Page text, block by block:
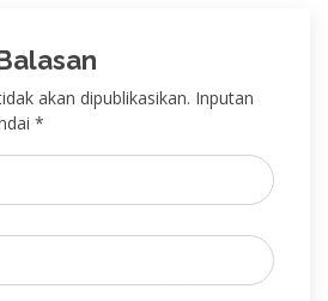
akan dipublikasikan. Inputan
*